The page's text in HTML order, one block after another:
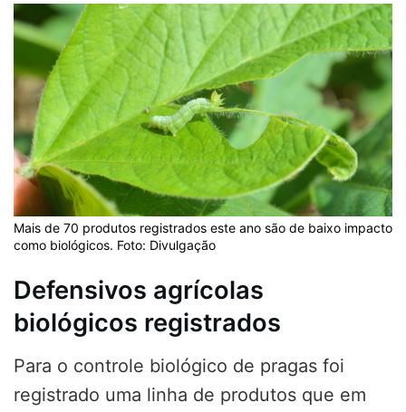
Mais de 70 produtos registrados este ano são de baixo impacto
como biológicos. Foto: Divulgação
Defensivos agrícolas
biológicos registrados
Para o controle biológico de pragas foi
registrado uma linha de produtos que em